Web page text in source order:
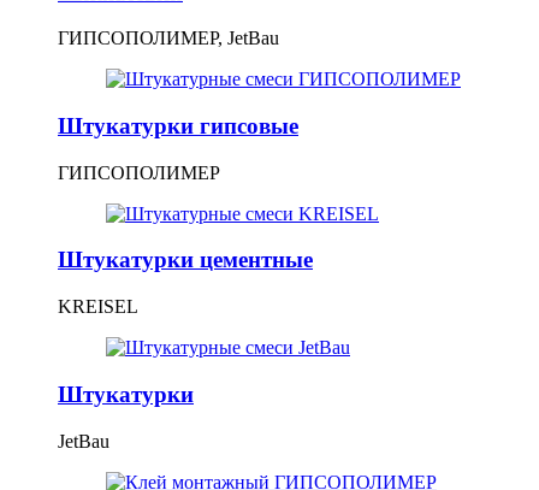
ГИПСОПОЛИМЕР, JetBau
Штукатурки гипсовые
ГИПСОПОЛИМЕР
Штукатурки цементные
KREISEL
Штукатурки
JetBau